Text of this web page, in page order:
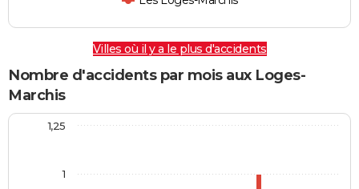
Villes où il y a le plus d'accidents
Nombre d'accidents par mois aux Loges-
Marchis
1
1,25